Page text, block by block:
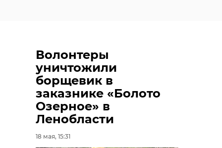
Волонтеры
уничтожили
борщевик в
заказнике «Болото
Озерное» в
Ленобласти
18 мая, 15:31